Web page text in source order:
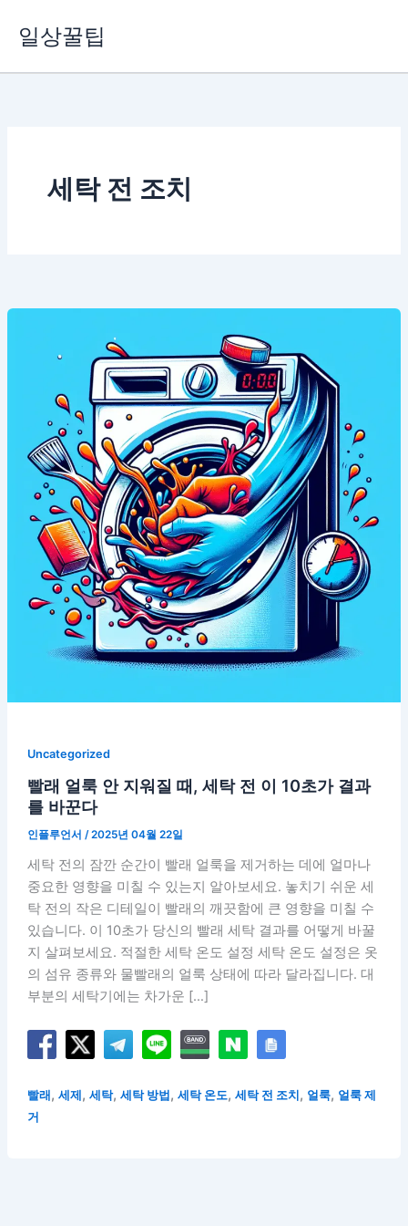
로
일상꿀팁
세탁 전 조치
Uncategorized
빨래 얼룩 안 지워질 때, 세탁 전 이 10초가 결과
를 바꾼다
인플루언서 /2025년 04월 22일
세탁 전의 잠깐 순간이 빨래 얼룩을 제거하는 데에 얼마나
중요한 영향을 미칠 수 있는지 알아보세요. 놓치기 쉬운 세
탁 전의 작은 디테일이 빨래의 깨끗함에 큰 영향을 미칠 수
있습니다. 이 10초가 당신의 빨래 세탁 결과를 어떻게 바꿀
지 살펴보세요. 적절한 세탁 온도 설정 세탁 온도 설정은 옷
의 섬유 종류와 물빨래의 얼룩 상태에 따라 달라집니다. 대
부분의 세탁기에는 차가운 […]
빨래 , 세제 , 세탁, 세탁 방법 , 세탁 온도, 세탁 전 조치 , 얼룩, 얼룩 제
거